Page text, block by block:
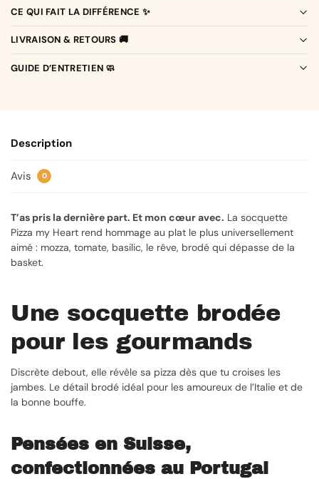
CE QUI FAIT LA DIFFÉRENCE ✨
LIVRAISON & RETOURS 🚚
GUIDE D’ENTRETIEN 🧼
Description
Avis 0
T’as pris la dernière part. Et mon cœur avec. La socquette
Pizza my Heart rend hommage au plat le plus universellement
aimé : mozza, tomate, basilic, le rêve, brodé qui dépasse de la
basket.
Une socquette brodée
pour les gourmands
Discrète debout, elle révèle sa pizza dès que tu croises les
jambes. Le détail brodé idéal pour les amoureux de l’Italie et de
la bonne bouffe.
Pensées en Suisse,
confectionnées au Portugal